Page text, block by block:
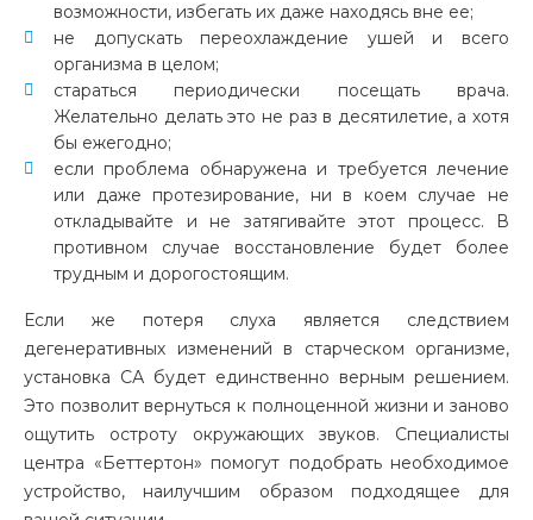
возможности, избегать их даже находясь вне ее;
не допускать переохлаждение ушей и всего
организма в целом;
стараться периодически посещать врача.
Желательно делать это не раз в десятилетие, а хотя
бы ежегодно;
если проблема обнаружена и требуется лечение
или даже протезирование, ни в коем случае не
откладывайте и не затягивайте этот процесс. В
противном случае восстановление будет более
трудным и дорогостоящим.
Если же потеря слуха является следствием
дегенеративных изменений в старческом организме,
установка СА будет единственно верным решением.
Это позволит вернуться к полноценной жизни и заново
ощутить остроту окружающих звуков. Специалисты
центра «Беттертон» помогут подобрать необходимое
устройство, наилучшим образом подходящее для